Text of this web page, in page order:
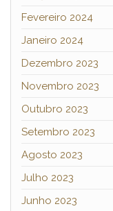
Fevereiro 2024
Janeiro 2024
Dezembro 2023
Novembro 2023
Outubro 2023
Setembro 2023
Agosto 2023
Julho 2023
Junho 2023